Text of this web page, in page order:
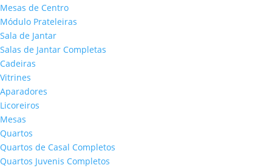
Mesas de Centro
Módulo Prateleiras
Sala de Jantar
Salas de Jantar Completas
Cadeiras
Vitrines
Aparadores
Licoreiros
Mesas
Quartos
Quartos de Casal Completos
Quartos Juvenis Completos